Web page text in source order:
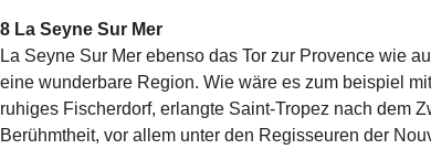
8 La Seyne Sur Mer
La Seyne Sur Mer ebenso das Tor zur Provence wie
eine wunderbare Region. Wie wäre es zum beispiel
ruhiges Fischerdorf, erlangte Saint-Tropez nach dem
Berühmtheit, vor allem unter den Regisseuren der